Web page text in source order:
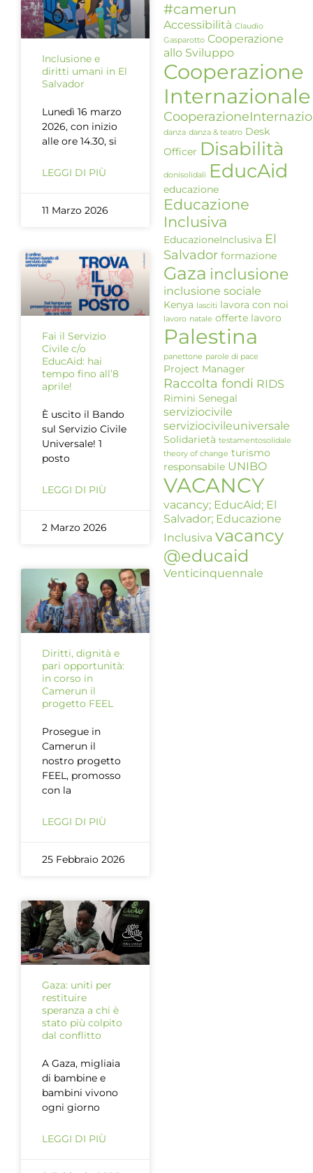
Inclusione e
diritti umani in El
Salvador
Lunedì 16 marzo
2026, con inizio
alle ore 14.30, si
LEGGI DI PIÙ
11 Marzo 2026
Fai il Servizio
Civile c/o
EducAid: hai
tempo fino all’8
aprile!
È uscito il Bando
sul Servizio Civile
Universale! 1
posto
LEGGI DI PIÙ
2 Marzo 2026
Diritti, dignità e
pari opportunità:
in corso in
Camerun il
progetto FEEL
Prosegue in
Camerun il
nostro progetto
FEEL, promosso
con la
LEGGI DI PIÙ
25 Febbraio 2026
Gaza: uniti per
restituire
speranza a chi è
stato più colpito
dal conflitto
A Gaza, migliaia
di bambine e
bambini vivono
ogni giorno
LEGGI DI PIÙ
#camerun
Accessibilità Claudio
Gasparotto Cooperazione
allo Sviluppo
Cooperazione
Internazionale
danza danza & teatro Desk
Officer Disabilità
donisolidali EducAid
educazione
Educazione
Inclusiva
EducazioneInclusiva El
Salvador formazione
Gaza inclusione
inclusione sociale
Kenya lasciti lavora con noi
lavoro natale offerte lavoro
Palestina
panettone parole di pace
Project Manager
Raccolta fondi RIDS
Rimini Senegal
serviziocivile
serviziocivileuniversale
Solidarietà testamentosolidale
theory of change turismo
responsabile UNIBO
VACANCY
vacancy; EducAid; El
Salvador; Educazione
Inclusiva vacancy
@educaid
Venticinquennale